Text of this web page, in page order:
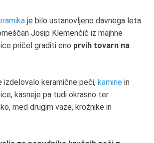
je bilo ustanovljeno davnega leta
Josip Klemenčič iz majhne
pričel graditi eno prvih tovarn na
izdelovalo keramične peči, kamine in
kasneje pa tudi okrasno ter
med drugim vaze, krožnike in